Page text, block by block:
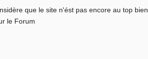
que le site n'ést pas encore au top bien
le Forum